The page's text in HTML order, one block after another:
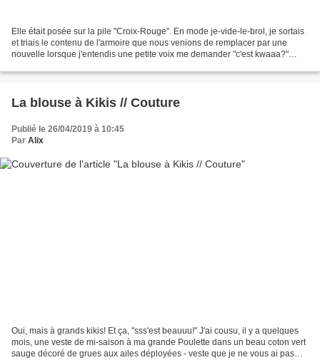
Elle était posée sur la pile "Croix-Rouge". En mode je-vide-le-brol, je sortais
et triais le contenu de l'armoire que nous venions de remplacer par une
nouvelle lorsque j'entendis une petite voix me demander "c'est kwaaa?"
La blouse à Kikis // Couture
Publié le 26/04/2019 à 10:45
Par Alix
Oui, mais à grands kikis! Et ça, "sss'est beauuu!" J'ai cousu, il y a quelques
mois, une veste de mi-saison à ma grande Poulette dans un beau coton vert
sauge décoré de grues aux ailes déployées - veste que je ne vous ai pas